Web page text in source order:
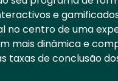
e
no centro de uma
mais dinâmica e
taxas de conclusão